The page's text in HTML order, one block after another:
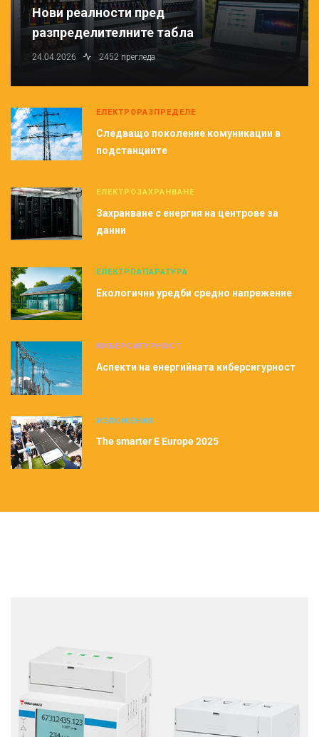
Нови реалности пред
разпределителните табла
24.04.2026 2452 прегледа
ЕЛЕКТРОРАЗПРЕДЕЛЕ
Следващо поколение комуникации в
подстанциите
ЕЛЕКТРОЗАХРАНВАНЕ
Захранване с енергия на центрове за
данни
ЕЛЕКТРОАПАРАТУРА
Екологични уредби средно напрежение
КИБЕРСИГУРНОСТ
Аспекти на енергийната киберсигурност
ИЗЛОЖЕНИЯ
The smarter E Europe 2025